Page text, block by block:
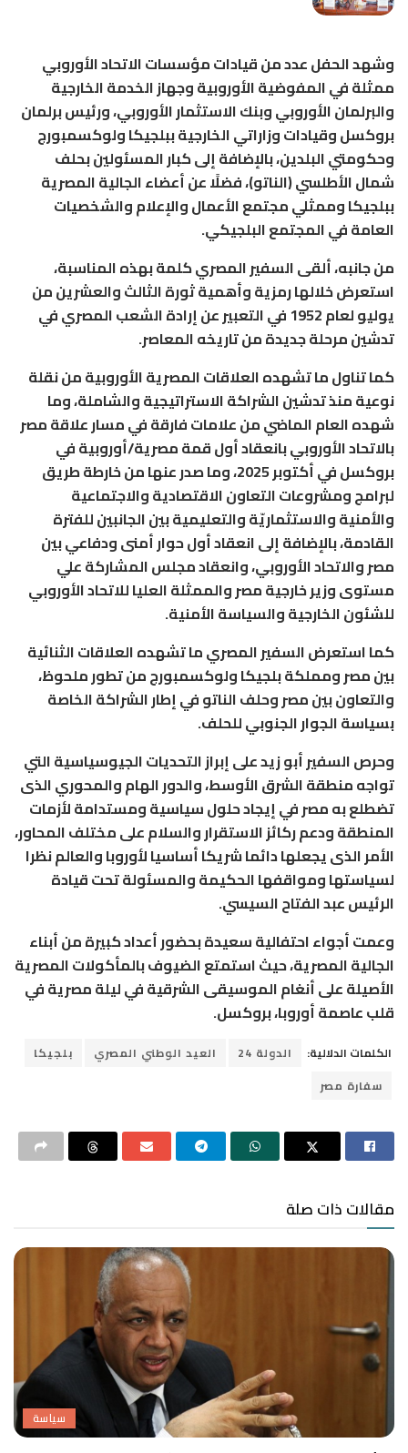
وشهد الحفل عدد من قيادات مؤسسات الاتحاد الأوروبي
ممثلة في المفوضية الأوروبية وجهاز الخدمة الخارجية
والبرلمان الأوروبي وبنك الاستثمار الأوروبي، ورئيس برلمان
بروكسل وقيادات وزاراتي الخارجية ببلجيكا ولوكسمبورج
وحكومتي البلدين، بالإضافة إلى كبار المسئولين بحلف
شمال الأطلسي (الناتو)، فضلًا عن أعضاء الجالية المصرية
ببلجيكا وممثلي مجتمع الأعمال والإعلام والشخصيات
العامة في المجتمع البلجيكي.
من جانبه، ألقى السفير المصري كلمة بهذه المناسبة،
استعرض خلالها رمزية وأهمية ثورة الثالث والعشرين من
يوليو لعام 1952 في التعبير عن إرادة الشعب المصري في
تدشين مرحلة جديدة من تاريخه المعاصر.
كما تناول ما تشهده العلاقات المصرية الأوروبية من نقلة
نوعية منذ تدشين الشراكة الاستراتيجية والشاملة، وما
شهده العام الماضي من علامات فارقة في مسار علاقة مصر
بالاتحاد الأوروبي بانعقاد أول قمة مصرية/أوروبية في
بروكسل في أكتوبر 2025، وما صدر عنها من خارطة طريق
لبرامج ومشروعات التعاون الاقتصادية والاجتماعية
والأمنية والاستثماريّة والتعليمية بين الجانبين للفترة
القادمة، بالإضافة إلى انعقاد أول حوار أمنى ودفاعي بين
مصر والاتحاد الأوروبي، وانعقاد مجلس المشاركة علي
مستوى وزير خارجية مصر والممثلة العليا للاتحاد الأوروبي
للشئون الخارجية والسياسة الأمنية.
كما استعرض السفير المصري ما تشهده العلاقات الثنائية
بين مصر ومملكة بلجيكا ولوكسمبورج من تطور ملحوظ،
والتعاون بين مصر وحلف الناتو في إطار الشراكة الخاصة
بسياسة الجوار الجنوبي للحلف.
وحرص السفير أبو زيد على إبراز التحديات الجيوسياسية التي
تواجه منطقة الشرق الأوسط، والدور الهام والمحوري الذى
تضطلع به مصر في إيجاد حلول سياسية ومستدامة لأزمات
المنطقة ودعم ركائز الاستقرار والسلام على مختلف المحاور،
الأمر الذى يجعلها دائما شريكا أساسيا لأوروبا والعالم نظرا
لسياستها ومواقفها الحكيمة والمسئولة تحت قيادة
الرئيس عبد الفتاح السيسي.
وعمت أجواء احتفالية سعيدة بحضور أعداد كبيرة من أبناء
الجالية المصرية، حيث استمتع الضيوف بالمأكولات المصرية
الأصيلة على أنغام الموسيقى الشرقية في ليلة مصرية في
قلب عاصمة أوروبا، بروكسل.
الكلمات الدلالية: الدولة 24 العيد الوطني المصري
بلجيكا
سفارة مصر
مقالات ذات صلة
سياسة